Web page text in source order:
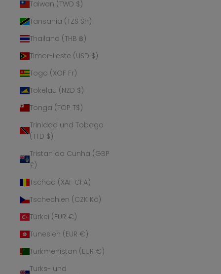
Taiwan (TWD $)
Tansania (TZS Sh)
Thailand (THB ฿)
Timor-Leste (USD $)
Togo (XOF Fr)
Tokelau (NZD $)
Tonga (TOP T$)
Trinidad und Tobago
(TTD $)
Tristan da Cunha (GBP
£)
Tschad (XAF CFA)
Tschechien (CZK Kč)
Türkei (EUR €)
Tunesien (EUR €)
Turkmenistan (EUR €)
Turks- und